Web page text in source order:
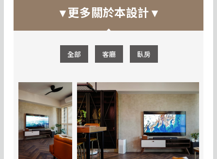
▾ 更多關於本設計 ▾
全部 客廳 臥房